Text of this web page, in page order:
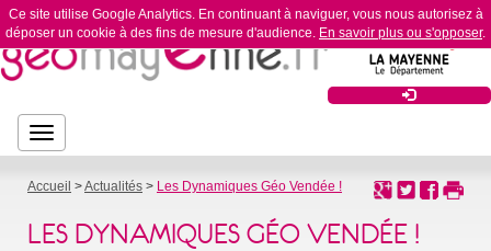
Ce site utilise Google Analytics. En continuant à naviguer, vous nous autorisez à
déposer un cookie à des fins de mesure d'audience. En savoir plus ou s'opposer.
Bouton
de
navigation
Bouton de navigation
Accueil >Actualités > Les Dynamiques Géo Vendée !
LES DYNAMIQUES GÉO VENDÉE !